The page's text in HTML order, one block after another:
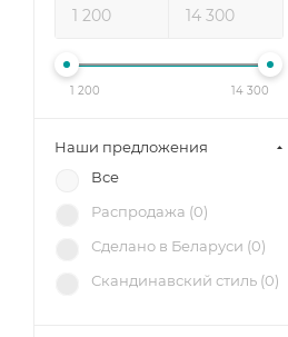
1 200 14 300
Наши предложения
Все
Распродажа (0)
Сделано в Беларуси (0)
Скандинавский стиль (0)